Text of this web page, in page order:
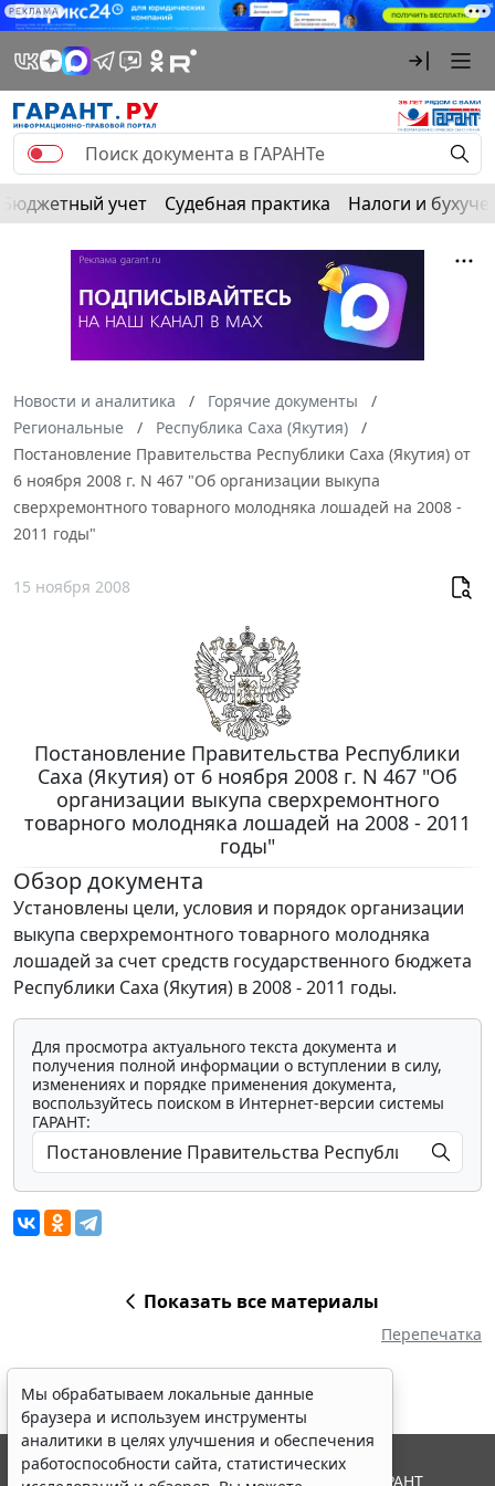
РЕКЛАМА
Бюджетный учет Судебная практика Налоги и
Новости и аналитика
Горячие документы
Региональные
Республика Саха (Якутия)
Постановление Правительства Республики Саха (Якутия) от
6 ноября 2008 г. N 467 "Об организации выкупа
сверхремонтного товарного молодняка лошадей на 2008 -
2011 годы"
15 ноября 2008
Постановление Правительства Республики
Саха (Якутия) от 6 ноября 2008 г. N 467 "Об
организации выкупа сверхремонтного
товарного молодняка лошадей на 2008 - 2011
годы"
Обзор документа
Установлены цели, условия и порядок организации
выкупа сверхремонтного товарного молодняка
лошадей за счет средств государственного бюджета
Республики Саха (Якутия) в 2008 - 2011 годы.
Для просмотра актуального текста документа и
получения полной информации о вступлении в силу,
изменениях и порядке применения документа,
воспользуйтесь поиском в Интернет-версии системы
ГАРАНТ:
Показать все материалы
Перепечатка
Мы обрабатываем локальные данные
браузера и используем инструменты
аналитики в целях улучшения и обеспечения
работоспособности сайта, статистических
© ООО "НПП "ГАРАНТ-СЕРВИС", 2026. Система ГАРАНТ